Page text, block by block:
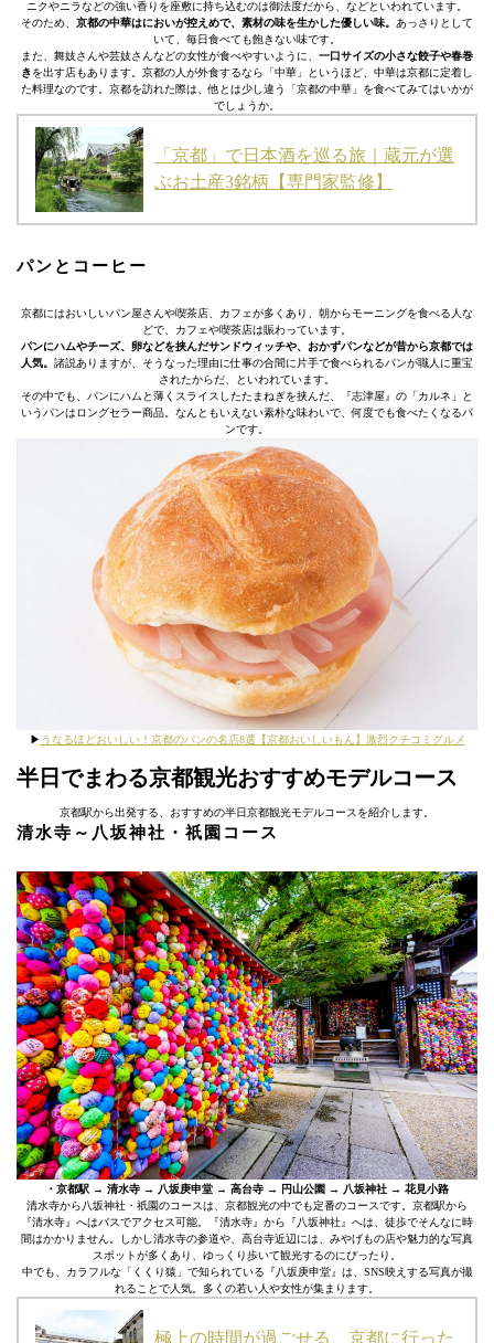
ニクやニラなどの強い香りを座敷に持ち込むのは御法度だから、などといわれています。
そのため、 京都の中華はにおいが控えめで、素材の味を生かした優しい味。 あっさりとして
いて、毎日食べても飽きない味です。
また、舞妓さんや芸妓さんなどの女性が食べやすいように、 一口サイズの小さな餃子や春巻
きを出す店もあります。京都の人が外食するなら「中華」というほど、中華は京都に定着し
た料理なのです。京都を訪れた際は、他とは少し違う「京都の中華」を食べてみてはいかが
でしょうか。
「京都」で日本酒を巡る旅｜蔵元が選
ぶお土産3銘柄【専門家監修】
パンとコーヒー
京都にはおいしいパン屋さんや喫茶店、カフェが多くあり、朝からモーニングを食べる人な
どで、カフェや喫茶店は賑わっています。
パンにハムやチーズ、卵などを挟んだサンドウィッチや、おかずパンなどが昔から京都では
人気。 諸説ありますが、そうなった理由に仕事の合間に片手で食べられるパンが職人に重宝
されたからだ、といわれています。
その中でも、パンにハムと薄くスライスしたたまねぎを挟んだ、『志津屋』の「カルネ」と
いうパンはロングセラー商品。なんともいえない素朴な味わいで、何度でも食べたくなるパ
ンです。
▶︎ うなるほどおいしい！京都のパンの名店8選【京都おいしいもん】激烈クチコミグルメ
半日でまわる京都観光おすすめモデルコース
京都駅から出発する、おすすめの半日京都観光モデルコースを紹介します。
清水寺～八坂神社・祇園コース
・京都駅 → 清水寺 → 八坂庚申堂 → 高台寺 → 円山公園 → 八坂神社 → 花見小路
清水寺から八坂神社・祇園のコースは、京都観光の中でも定番のコースです。京都駅から
『清水寺』へはバスでアクセス可能。『清水寺』から『八坂神社』へは、徒歩でそんなに時
間はかかりません。しかし清水寺の参道や、高台寺近辺には、みやげもの店や魅力的な写真
スポットが多くあり、ゆっくり歩いて観光するのにぴったり。
中でも、カラフルな「くくり猿」で知られている『八坂庚申堂』は、SNS映えする写真が撮
れることで人気。多くの若い人や女性が集まります。
極上の時間が過ごせる、京都に行った